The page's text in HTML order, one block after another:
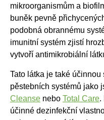
mikroorganismům a
buněk pevně
podobná obrannému
imunitní systém zjistí
vytvoří antimikrobiální
Tato látka je také
pěstebních systémů jako
Cleanse nebo Total Care.
účinné dezinfekční